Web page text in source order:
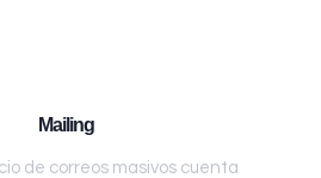
Mailing
de correos masivos cuenta